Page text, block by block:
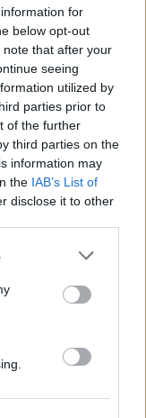
for
below opt-out
that after your
seeing
utilized by
parties prior to
of the further
third parties on the
information may
the IAB’s List of
disclose it to other
crec que hem
més solucions,
a l’hora de
en el rigor
de resultats no van
el que fan i una
és el que al final
tota la plantilla
de descartar tres
trista segueix sent
l’havia mantingut
va lesionar dels